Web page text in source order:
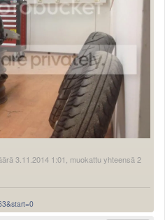
3.11.2014 1:01, muokattu yhteensä 2